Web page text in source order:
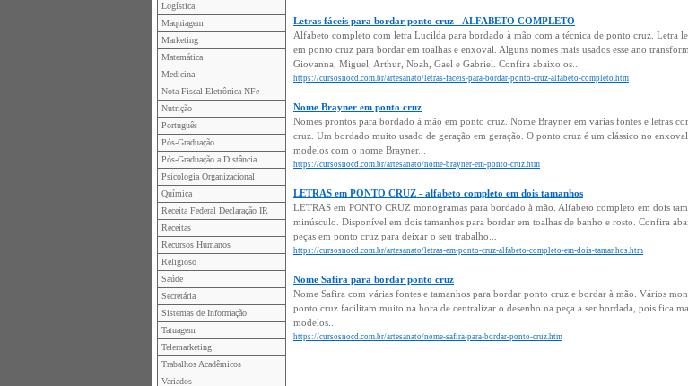
Logística
Maquiagem
Marketing
Matemática
Medicina
Nota Fiscal Eletrônica NFe
Nutrição
Português
Pós-Graduação
Pós-Graduação a Distância
Psicologia Organizacional
Química
Receita Federal Declaração IR
Receitas
Recursos Humanos
Religioso
Saúde
Secretária
Sistemas de Informação
Tatuagem
Telemarketing
Trabalhos Acadêmicos
Variados
Letras fáceis para bordar ponto cruz - ALFABETO COMPLETO
Alfabeto completo com letra Lucilda para bordado à mão com a técnica de ponto cruz. Letra
em ponto cruz para bordar em toalhas e enxoval. Alguns nomes mais usados esse ano
Giovanna, Miguel, Arthur, Noah, Gael e Gabriel. Confira abaixo os...
https://cursosnocd.com.br/artesanato/letras-faceis-para-bordar-ponto-cruz-alfabeto-completo.htm
Nome Brayner em ponto cruz
Nomes prontos para bordado à mão em ponto cruz. Nome Brayner em várias fontes e letras
cruz. Um bordado muito usado de geração em geração. O ponto cruz é um clássico no
modelos com o nome Brayner...
https://cursosnocd.com.br/artesanato/nome-brayner-em-ponto-cruz.htm
LETRAS em PONTO CRUZ - alfabeto completo em dois tamanhos
LETRAS em PONTO CRUZ monogramas para bordado à mão. Alfabeto completo em dois
minúsculo. Disponível em dois tamanhos para bordar em toalhas de banho e rosto. Confira
peças em ponto cruz para deixar o seu trabalho...
https://cursosnocd.com.br/artesanato/letras-em-ponto-cruz-alfabeto-completo-em-dois-tamanhos.htm
Nome Safira para bordar ponto cruz
Nome Safira com várias fontes e tamanhos para bordar ponto cruz e bordar à mão. Vários
ponto cruz facilitam muito na hora de centralizar o desenho na peça a ser bordada, pois fica
modelos...
https://cursosnocd.com.br/artesanato/nome-safira-para-bordar-ponto-cruz.htm